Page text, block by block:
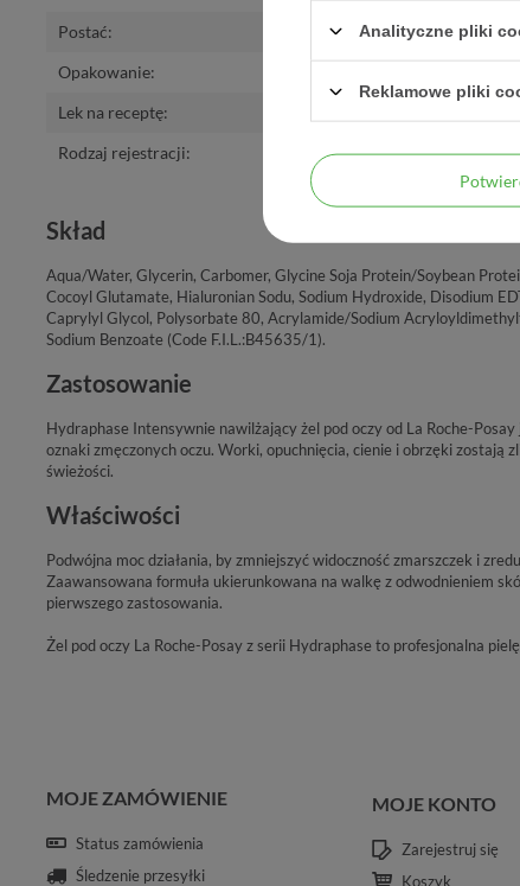
Postać:
żel
Opakowanie:
Lek na receptę:
Rodzaj rejestracji: Kosmetyk
Skład
Aqua/Water, Glycerin, Carbomer, Glycine Soja Protein/Soybean
Cocoyl Glutamate, Hialuronian Sodu, Sodium Hydroxide, Disodium
Caprylyl Glycol, Polysorbate 80, Acrylamide/Sodium
Sodium Benzoate (Code F.I.L.:B45635/1).
Zastosowanie
Hydraphase Intensywnie nawilżający żel pod oczy od La Roche-
oznaki zmęczonych oczu. Worki, opuchnięcia, cienie i obrzęki zostają
świeżości.
Właściwości
Podwójna moc działania, by zmniejszyć widoczność zmarszczek i
Zaawansowana formuła ukierunkowana na walkę z odwodnieniem
pierwszego zastosowania.
Żel pod oczy La Roche-Posay z serii Hydraphase to profesjonalna
MOJE ZAMÓWIENIE
Status zamówienia
Śledzenie przesyłki
MOJE KONTO
Zarejestruj się
Koszyk
Analityczne pliki
Reklamowe pliki